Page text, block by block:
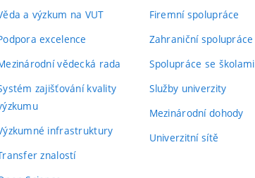
a výzkum na VUT
excelence
vědecká rada
zajišťování kvality
infrastruktury
znalostí
Firemní spolupráce
Zahraniční spolupráce
Spolupráce se školami
Služby univerzity
Mezinárodní dohody
Univerzitní sítě